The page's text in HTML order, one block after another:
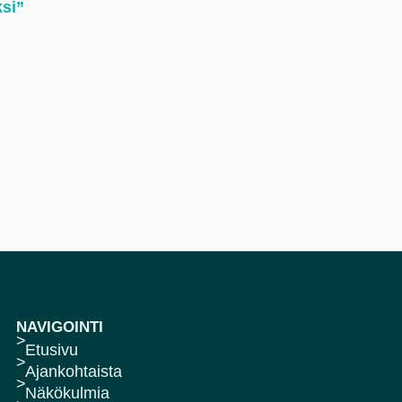
NAVIGOINTI
Etusivu
Ajankohtaista
Näkökulmia